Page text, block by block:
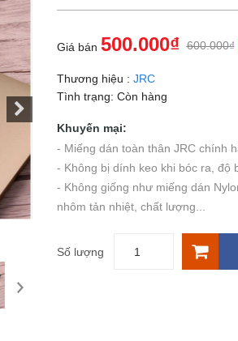
Giá bán 500.000₫ 600.000₫
Thương hiệu : JRC
Tình trạng: Còn hàng
Khuyến mại:
- Miếng dán toàn thân JRC chính
- Không bị dính keo khi bóc ra, độ
- Không giống như miếng dán
nhôm tản nhiệt, chất lượng...
Số lượng